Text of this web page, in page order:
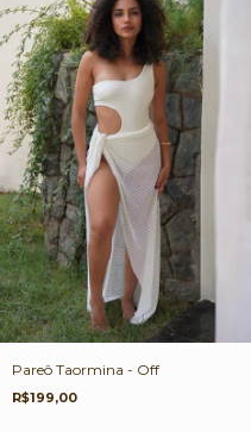
Pareô Taormina - Off
R$199,00